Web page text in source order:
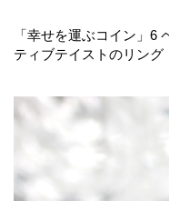
「幸せを運ぶコイン」6
ティブテイストのリング